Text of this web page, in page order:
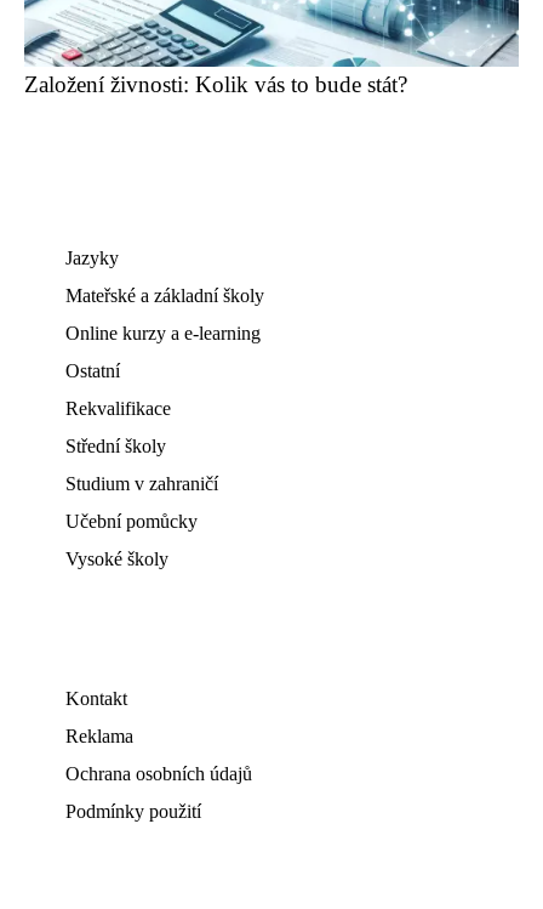
Založení živnosti: Kolik vás to bude stát?
Jazyky
Mateřské a základní školy
Online kurzy a e-learning
Ostatní
Rekvalifikace
Střední školy
Studium v zahraničí
Učební pomůcky
Vysoké školy
Kontakt
Reklama
Ochrana osobních údajů
Podmínky použití